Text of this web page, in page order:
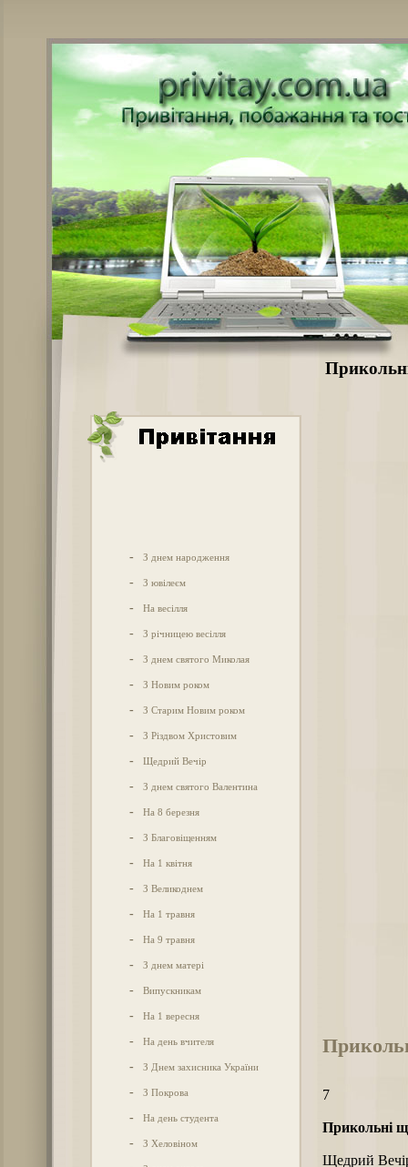
- З днем народження
- З ювілеєм
- На весілля
- З річницею весілля
- З днем святого Миколая
- З Новим роком
- З Старим Новим роком
- З Різдвом Христовим
- Щедрий Вечір
- З днем святого Валентина
- На 8 березня
- З Благовіщенням
- На 1 квітня
- З Великоднем
- На 1 травня
- На 9 травня
- З днем матері
- Випускникам
- На 1 вересня
- На день вчителя
- З Днем захисника України
- З Покрова
- На день студента
- З Хеловіном
7
Прикольні
Щедрий